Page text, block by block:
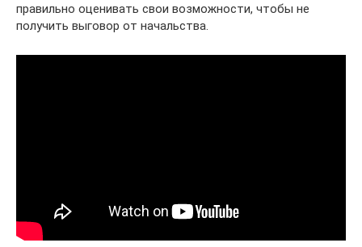
правильно оценивать свои возможности, чтобы не
получить выговор от начальства.